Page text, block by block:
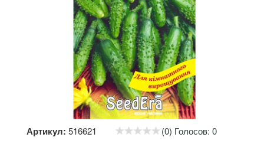
Артикул: 516621 (0) Голосов: 0